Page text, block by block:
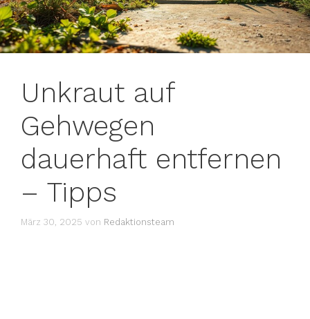
Unkraut auf
Gehwegen
dauerhaft entfernen
– Tipps
März 30, 2025 von Redaktionsteam